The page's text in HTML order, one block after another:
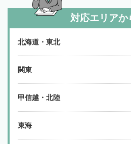
対応エリアか
北海道・東北
関東
甲信越・北陸
東海